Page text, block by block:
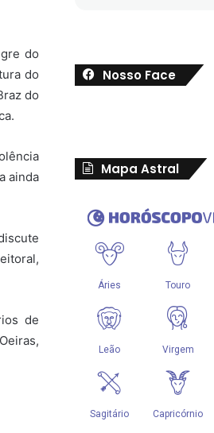
do
do
do
ainda
de
Nosso Face
Mapa Astral